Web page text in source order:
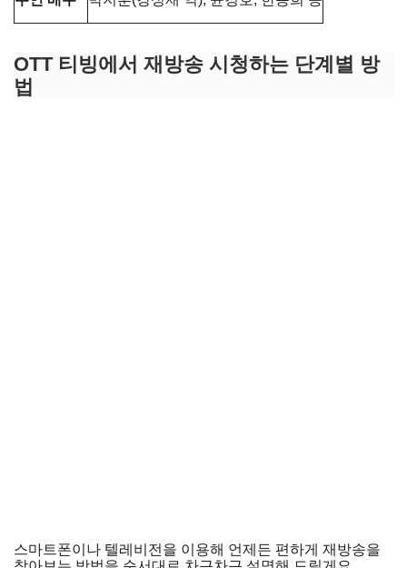
OTT 티빙에서 재방송 시청하는 단계별 방
법
스마트폰이나 텔레비전을 이용해 언제든 편하게 재방송을